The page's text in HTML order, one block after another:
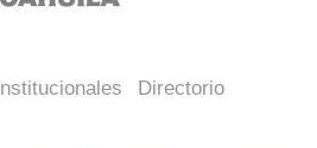
Directorio